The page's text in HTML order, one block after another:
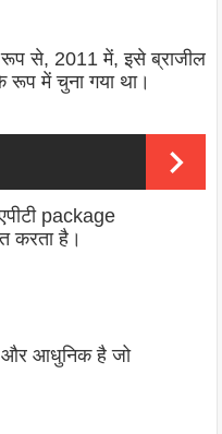
रूप से, 2011 में, इसे ब्राजील
रूप में चुना गया था।
package
करता है।
और आधुनिक है जो